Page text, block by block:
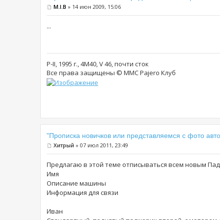
M.I.B » 14 июн 2009, 15:06
...
P-II, 1995 г., 4М40, V 46, почти сток
Все права защищены © MMC Pajero Клуб
"Прописка новичков или представляемся с фото
Хитрый » 07 июл 2011, 23:49
Предлагаю в этой теме отписываться всем новым
Имя
Описание машины
Информация для связи
Иван